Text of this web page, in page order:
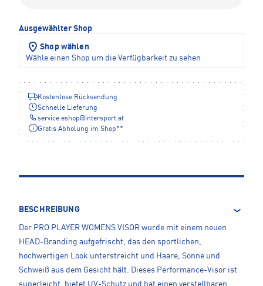
Ausgewählter Shop
Shop wählen
Wähle einen Shop um die Verfügbarkeit zu sehen
Kostenlose Rücksendung
Schnelle Lieferung
service.eshop@ intersport.at
Gratis Abholung im Shop**
BESCHREIBUNG
Der PRO PLAYER WOMENS VISOR wurde mit einem neuen
HEAD-Branding aufgefrischt, das den sportlichen,
hochwertigen Look unterstreicht und Haare, Sonne und
Schweiß aus dem Gesicht hält. Dieses Performance-Visor ist